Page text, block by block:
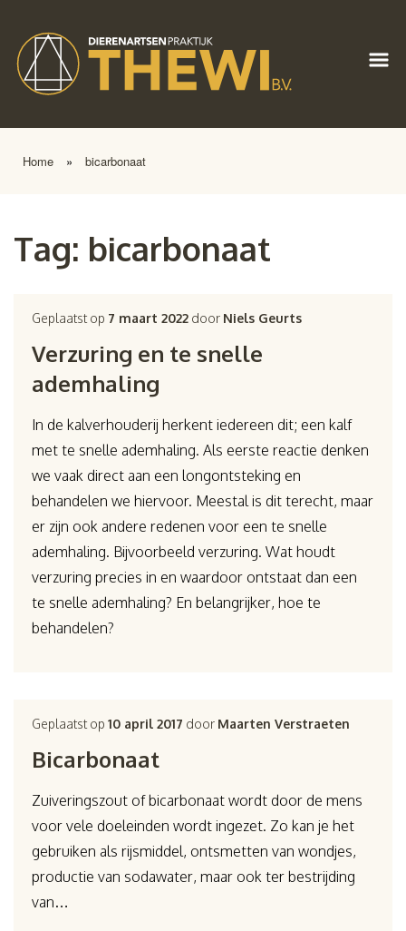
Home » bicarbonaat
Tag: bicarbonaat
Geplaatst op 7 maart 2022 door Niels Geurts
Verzuring en te snelle
ademhaling
In de kalverhouderij herkent iedereen dit; een kalf
met te snelle ademhaling. Als eerste reactie denken
we vaak direct aan een longontsteking en
behandelen we hiervoor. Meestal is dit terecht, maar
er zijn ook andere redenen voor een te snelle
ademhaling. Bijvoorbeeld verzuring. Wat houdt
verzuring precies in en waardoor ontstaat dan een
te snelle ademhaling? En belangrijker, hoe te
behandelen?
Geplaatst op10 april 2017 door Maarten Verstraeten
Bicarbonaat
Zuiveringszout of bicarbonaat wordt door de mens
voor vele doeleinden wordt ingezet. Zo kan je het
gebruiken als rijsmiddel, ontsmetten van wondjes,
productie van sodawater, maar ook ter bestrijding
van…